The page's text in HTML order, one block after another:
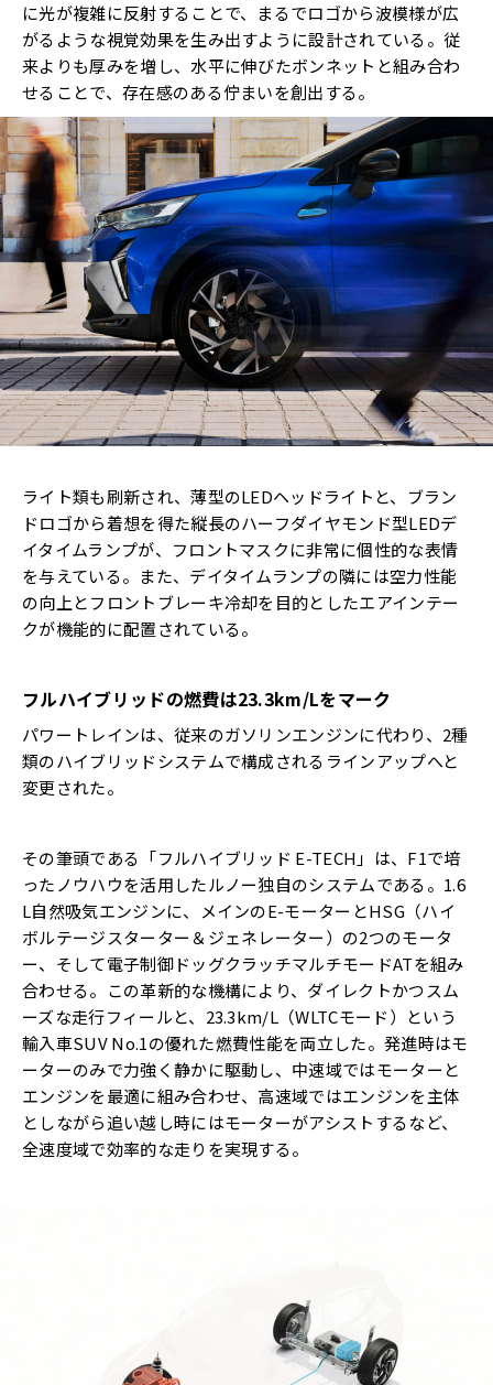
に光が複雑に反射することで、まるでロゴから波模様が広
がるような視覚効果を生み出すように設計されている。従
来よりも厚みを増し、水平に伸びたボンネットと組み合わ
せることで、存在感のある佇まいを創出する。
ライト類も刷新され、薄型のLEDヘッドライトと、ブラン
ドロゴから着想を得た縦長のハーフダイヤモンド型LEDデ
イタイムランプが、フロントマスクに非常に個性的な表情
を与えている。また、デイタイムランプの隣には空力性能
の向上とフロントブレーキ冷却を目的としたエアインテー
クが機能的に配置されている。
フルハイブリッドの燃費は23.3km/Lをマーク
パワートレインは、従来のガソリンエンジンに代わり、2種
類のハイブリッドシステムで構成されるラインアップへと
変更された。
その筆頭である「フルハイブリッド E-TECH」は、F1で培
ったノウハウを活用したルノー独自のシステムである。1.6
L自然吸気エンジンに、メインのE-モーターとHSG（ハイ
ボルテージスターター＆ジェネレーター）の2つのモータ
ー、そして電子制御ドッグクラッチマルチモードATを組み
合わせる。この革新的な機構により、ダイレクトかつスム
ーズな走行フィールと、23.3km/L（WLTCモード）という
輸入車SUV No.1の優れた燃費性能を両立した。発進時はモ
ーターのみで力強く静かに駆動し、中速域ではモーターと
エンジンを最適に組み合わせ、高速域ではエンジンを主体
としながら追い越し時にはモーターがアシストするなど、
全速度域で効率的な走りを実現する。